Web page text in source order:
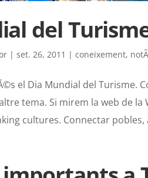
del
|set. 26, 2011 |coneixement,
el Dia Mundial del Turisme.
tema. Si mirem la web de
cultures. Connectar pobles,